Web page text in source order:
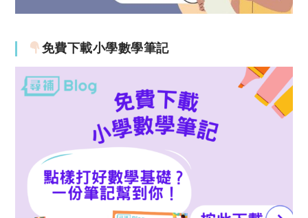
免費下載小學數學筆記